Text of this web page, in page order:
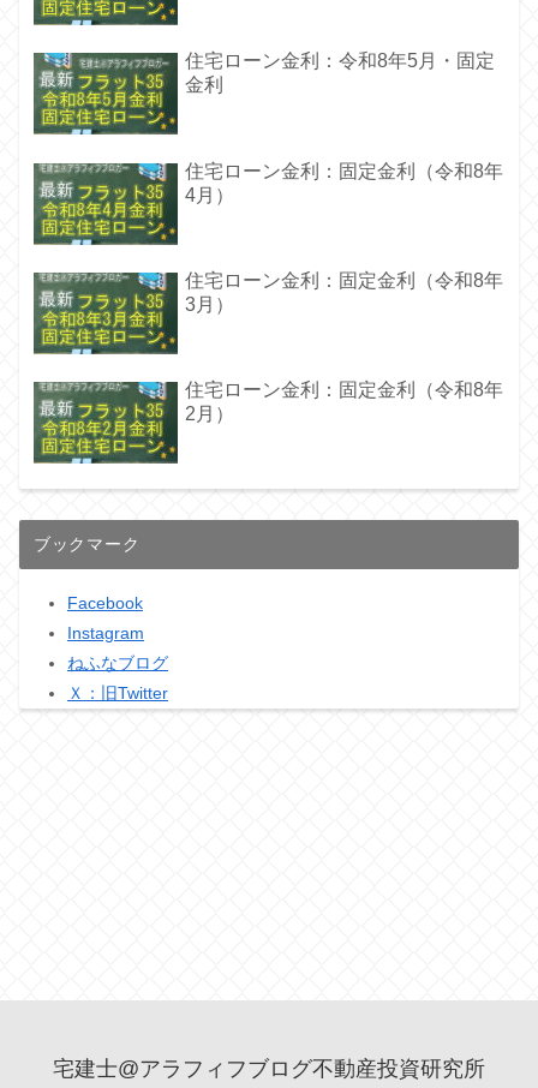
住宅ローン金利：令和8年5月・固定
金利
住宅ローン金利：固定金利（令和8年
4月）
住宅ローン金利：固定金利（令和8年
3月）
住宅ローン金利：固定金利（令和8年
2月）
ブックマーク
Facebook
Instagram
ねふなブログ
Ｘ：旧Twitter
宅建士@アラフィフブログ不動産投資研究所